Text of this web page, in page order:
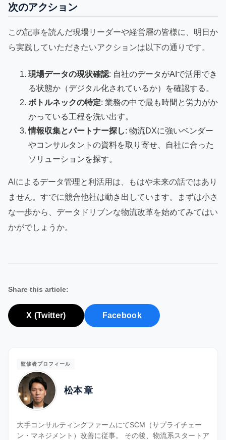
次のアクション
この記事を読んだ現場リーダーや経営層の皆様に、明日か
ら実践していただきたいアクションは以下の通りです。
現場データの現状確認: 自社のデータがAIで活用でき
る状態か（デジタル化されているか）を確認する。
ボトルネックの特定: 業務の中で最も時間と労力がか
かっている工程を洗い出す。
情報収集とパートナー探し: 物流DXに強いベンダー
やコンサルタントの資料を取り寄せ、自社に合った
ソリューションを探す。
AIによるデータ管理と利活用は、もはや未来の話ではあり
ません。すでに競合他社は動き出しています。まずは小さ
な一歩から、データドリブンな物流改革を始めてみてはい
かがでしょうか。
Share this article:
X (Twitter) Facebook
監修者プロフィール
松本 章
大手コンサルティングファームにてSCM（サプライチェー
ン・マネジメント）改善に従事。 その後、物流系スタートア